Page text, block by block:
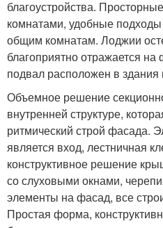
благоустройства.
комнатами, удобные
общим комнатам. Лоджии
благоприятно отражается
подвал расположен в здания
Объемное решение
внутренней структуре,
ритмический строй фасада.
является вход, лестничная
конструктивное решение
со слуховыми окнами,
элементы на фасад, все
Простая форма,